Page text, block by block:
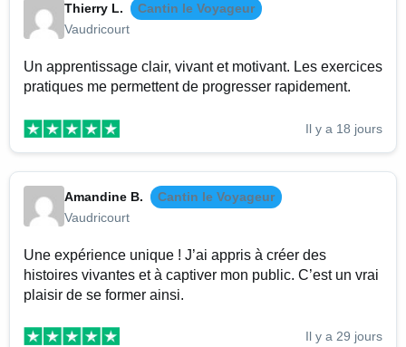
Thierry L.
Cantin le Voyageur
Vaudricourt
Un apprentissage clair, vivant et motivant. Les exercices
pratiques me permettent de progresser rapidement.
Il y a 18 jours
Amandine B.
Cantin le Voyageur
Vaudricourt
Une expérience unique ! J’ai appris à créer des
histoires vivantes et à captiver mon public. C’est un vrai
plaisir de se former ainsi.
Il y a 29 jours